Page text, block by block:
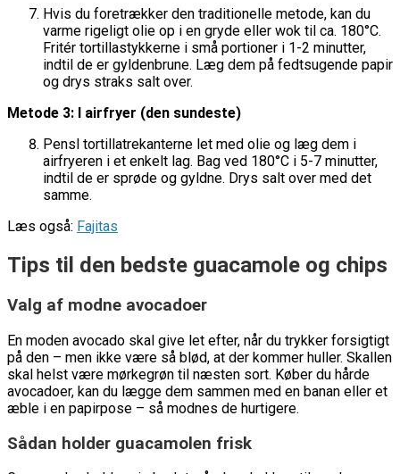
Hvis du foretrækker den traditionelle metode, kan du
varme rigeligt olie op i en gryde eller wok til ca. 180°C.
Fritér tortillastykkerne i små portioner i 1-2 minutter,
indtil de er gyldenbrune. Læg dem på fedtsugende papir
og drys straks salt over.
Metode 3: I airfryer (den sundeste)
Pensl tortillatrekanterne let med olie og læg dem i
airfryeren i et enkelt lag. Bag ved 180°C i 5-7 minutter,
indtil de er sprøde og gyldne. Drys salt over med det
samme.
Læs også: Fajitas
Tips til den bedste guacamole og chips
Valg af modne avocadoer
En moden avocado skal give let efter, når du trykker forsigtigt
på den – men ikke være så blød, at der kommer huller. Skallen
skal helst være mørkegrøn til næsten sort. Køber du hårde
avocadoer, kan du lægge dem sammen med en banan eller et
æble i en papirpose – så modnes de hurtigere.
Sådan holder guacamolen frisk